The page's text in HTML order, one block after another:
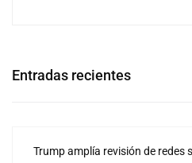
Entradas recientes
Trump amplía revisión de redes